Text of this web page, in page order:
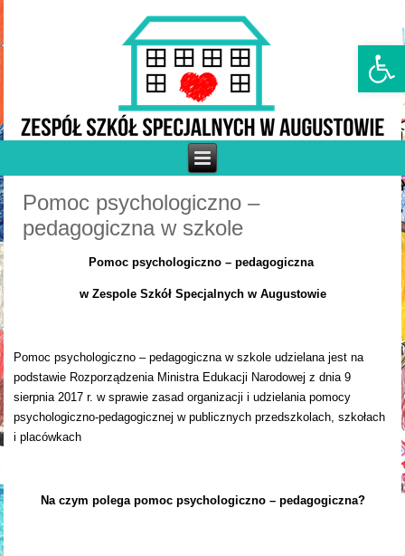
Otwórz
Pomoc psychologiczno –
pedagogiczna w szkole
Pomoc psychologiczno – pedagogiczna
w Zespole Szkół Specjalnych w Augustowie
Pomoc psychologiczno – pedagogiczna w szkole udzielana jest na
podstawie Rozporządzenia Ministra Edukacji Narodowej z dnia 9
sierpnia 2017 r. w sprawie zasad organizacji i udzielania pomocy
psychologiczno-pedagogicznej w publicznych przedszkolach, szkołach
i placówkach
Na czym polega pomoc psychologiczno – pedagogiczna?